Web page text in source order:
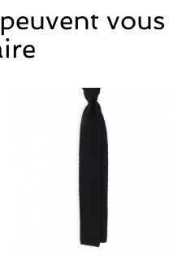
vous